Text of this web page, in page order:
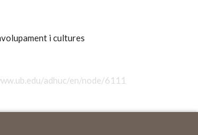
i cultures
adhuc/en/node/6111